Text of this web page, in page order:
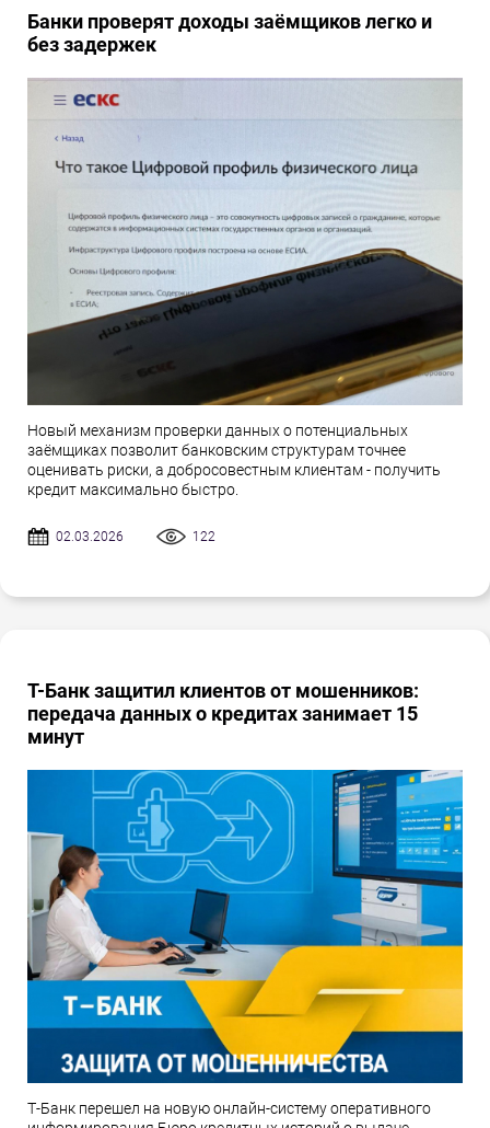
Банки проверят доходы заёмщиков легко и
без задержек
Новый механизм проверки данных о потенциальных
заёмщиках позволит банковским структурам точнее
оценивать риски, а добросовестным клиентам - получить
кредит максимально быстро.
02.03.2026 122
Т-Банк защитил клиентов от мошенников:
передача данных о кредитах занимает 15
минут
Т-Банк перешел на новую онлайн-систему оперативного